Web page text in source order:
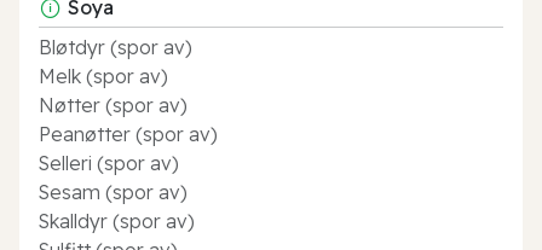
Soya
Bløtdyr (spor av)
Melk (spor av)
Nøtter (spor av)
Peanøtter (spor av)
Selleri (spor av)
Sesam (spor av)
Skalldyr (spor av)